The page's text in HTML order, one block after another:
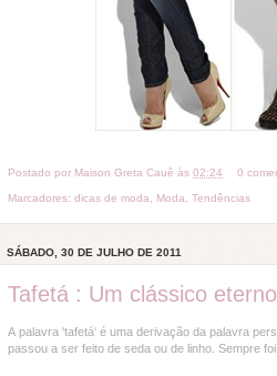
Postado por Maison Greta Cauê às 02:24 0
Marcadores: dicas de moda Moda Tendências
SÁBADO, 30 DE JULHO DE 2011
Tafetá : Um clássico
A palavra 'tafetá' é uma derivação da palavra
passou a ser feito de seda ou de linho. Sempre